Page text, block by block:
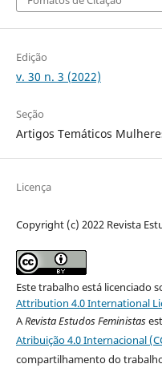
Edição
v. 30 n. 3 (2022)
Seção
Artigos Temáticos
Licença
Copyright (c) 2022 Revista
Este trabalho está licenciado
Attribution 4.0 International
ARevista Estudos Feministas
Atribuição 4.0 Internacional
compartilhamento do